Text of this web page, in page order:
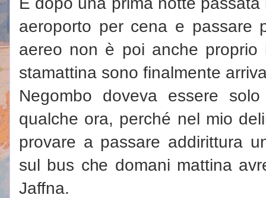
aeroporto per cena e passare
aereo non è poi anche proprio
stamattina sono finalmente
Negombo doveva essere
qualche ora, perché nel mio
provare a passare addirittura
sul bus che domani mattina
Jaffna.